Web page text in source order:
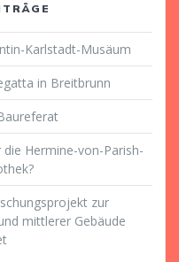
Karlstadt-Musäum
in Breitbrunn
Hermine-von-Parish-
zur
mittlerer Gebäude